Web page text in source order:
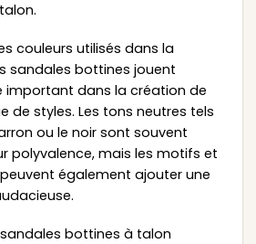
couleurs utilisés dans la
sandales bottines jouent
important dans la création de
de styles. Les tons neutres tels
ou le noir sont souvent
polyvalence, mais les motifs et
également ajouter une
bottines à talon